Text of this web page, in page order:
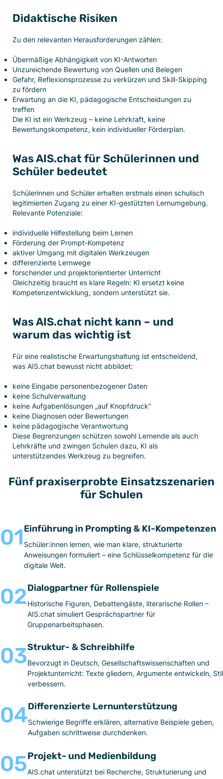
Didaktische Risiken
Zu den relevanten Herausforderungen zählen:
Übermäßige Abhängigkeit von KI-Antworten
Unzureichende Bewertung von Quellen und Belegen
Gefahr, Reflexionsprozesse zu verkürzen und Skill-Skipping
zu fördern
Erwartung an die KI, pädagogische Entscheidungen zu
treffen
Die KI ist ein Werkzeug – keine Lehrkraft, keine
Bewertungskompetenz, kein individueller Förderplan.
Was AIS.chat für Schülerinnen und
Schüler bedeutet
Schülerinnen und Schüler erhalten erstmals einen schulisch
legitimierten Zugang zu einer KI-gestützten Lernumgebung.
Relevante Potenziale:
individuelle Hilfestellung beim Lernen
Förderung der Prompt-Kompetenz
aktiver Umgang mit digitalen Werkzeugen
differenzierte Lernwege
forschender und projektorientierter Unterricht
Gleichzeitig braucht es klare Regeln: KI ersetzt keine
Kompetenzentwicklung, sondern unterstützt sie.
Was AIS.chat nicht kann – und
warum das wichtig ist
Für eine realistische Erwartungshaltung ist entscheidend,
was AIS.chat bewusst nicht abbildet:
keine Eingabe personenbezogener Daten
keine Schulverwaltung
keine Aufgabenlösungen „auf Knopfdruck“
keine Diagnosen oder Bewertungen
keine pädagogische Verantwortung
Diese Begrenzungen schützen sowohl Lernende als auch
Lehrkräfte und zwingen Schulen dazu, KI als
unterstützendes Werkzeug zu begreifen.
Fünf praxiserprobte Einsatzszenarien
für Schulen
01 Einführung in Prompting & KI-Kompetenzen
Schüler:innen lernen, wie man klare, strukturierte
Anweisungen formuliert – eine Schlüsselkompetenz für die
digitale Welt.
02Dialogpartner für Rollenspiele
Historische Figuren, Debattengäste, literarische Rollen –
AIS.chat simuliert Gesprächspartner für
Gruppenarbeitsphasen.
03Struktur- & Schreibhilfe
Bevorzugt in Deutsch, Gesellschaftswissenschaften und
Projektunterricht: Texte gliedern, Argumente entwickeln, Stil
verbessern.
04Differenzierte Lernunterstützung
Schwierige Begriffe erklären, alternative Beispiele geben,
Aufgaben schrittweise durchdenken.
05Projekt- und Medienbildung
AIS.chat unterstützt bei Recherche, Strukturierung und